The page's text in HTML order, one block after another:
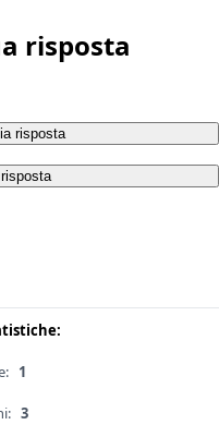
risposta
risposta
1
3